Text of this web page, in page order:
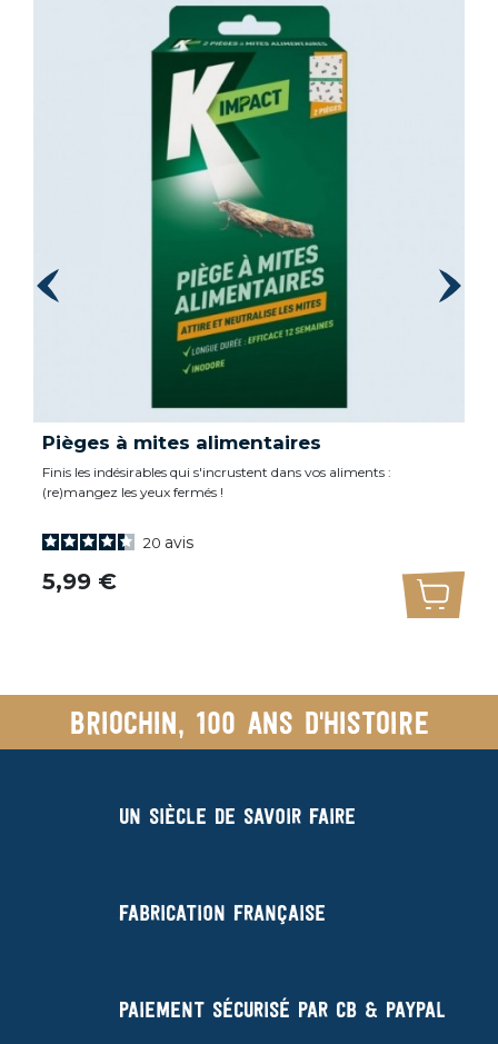
au panier
Pièges à mites alimentaires
Finis les indésirables qui s'incrustent dans vos aliments :
(re)mangez les yeux fermés !
20 avis
Prix
5,99 €
Briochin, 100 ans d'histoire
Un siècle de savoir faire
Fabrication française
Paiement sécurisé par CB & Paypal